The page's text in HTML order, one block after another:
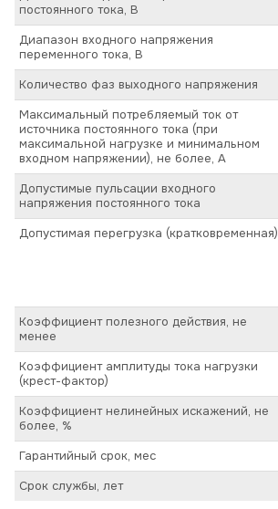
постоянного тока, В
Диапазон входного напряжения
переменного тока, В
Количество фаз выходного напряжения
Максимальный потребляемый ток от
источника постоянного тока (при
максимальной нагрузке и минимальном
входном напряжении), не более, А
Допустимые пульсации входного
напряжения постоянного тока
Допустимая перегрузка (кратковременная)
Коэффициент полезного действия, не
менее
Коэффициент амплитуды тока нагрузки
(крест-фактор)
Коэффициент нелинейных искажений, не
более, %
Гарантийный срок, мес
Срок службы, лет